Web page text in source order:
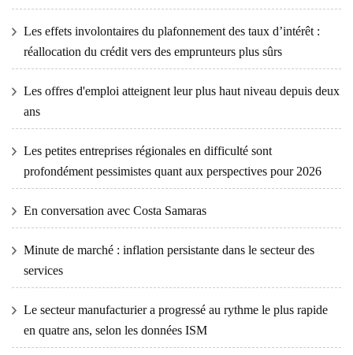
Les effets involontaires du plafonnement des taux d’intérêt :
réallocation du crédit vers des emprunteurs plus sûrs
Les offres d'emploi atteignent leur plus haut niveau depuis deux
ans
Les petites entreprises régionales en difficulté sont
profondément pessimistes quant aux perspectives pour 2026
En conversation avec Costa Samaras
Minute de marché : inflation persistante dans le secteur des
services
Le secteur manufacturier a progressé au rythme le plus rapide
en quatre ans, selon les données ISM